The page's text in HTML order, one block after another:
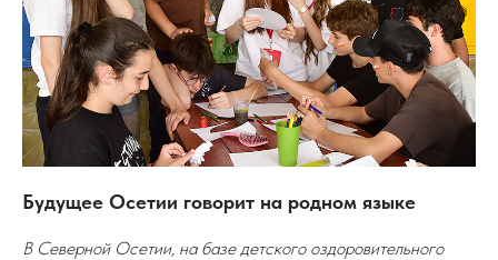
Будущее Осетии говорит на родном языке
В Северной Осетии, на базе детского оздоровительного